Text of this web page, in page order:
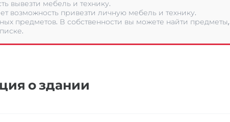
вывезти мебель и технику.
возможность привезти личную мебель и технику.
предметов. В собственности вы можете найти предметы,
о здании